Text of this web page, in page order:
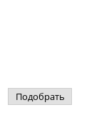
Подобрать